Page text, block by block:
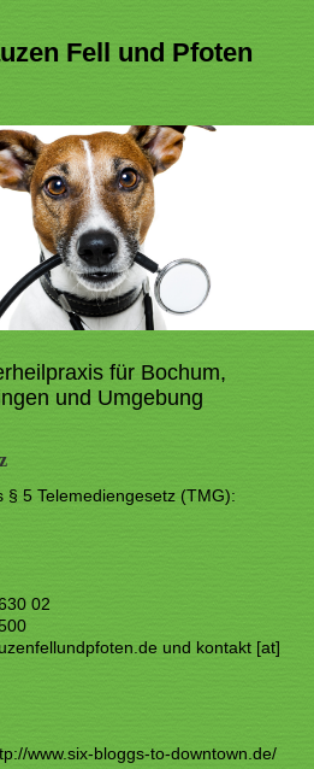
Fell und Pfoten
für Bochum,
und Umgebung
5 Telemediengesetz (TMG):
02
und kontakt [at]
www.six-bloggs-to-downtown.de/